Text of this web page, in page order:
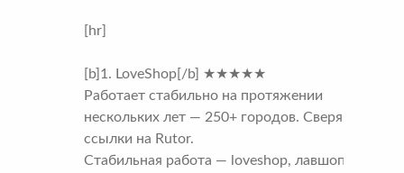
[hr]
[b]1. LoveShop[/b] ★★★★★
Работает стабильно на протяжении
нескольких лет — 250+ городов. Сверяйте
ссылки на Rutor.
Стабильная работа — loveshop, лавшоп,